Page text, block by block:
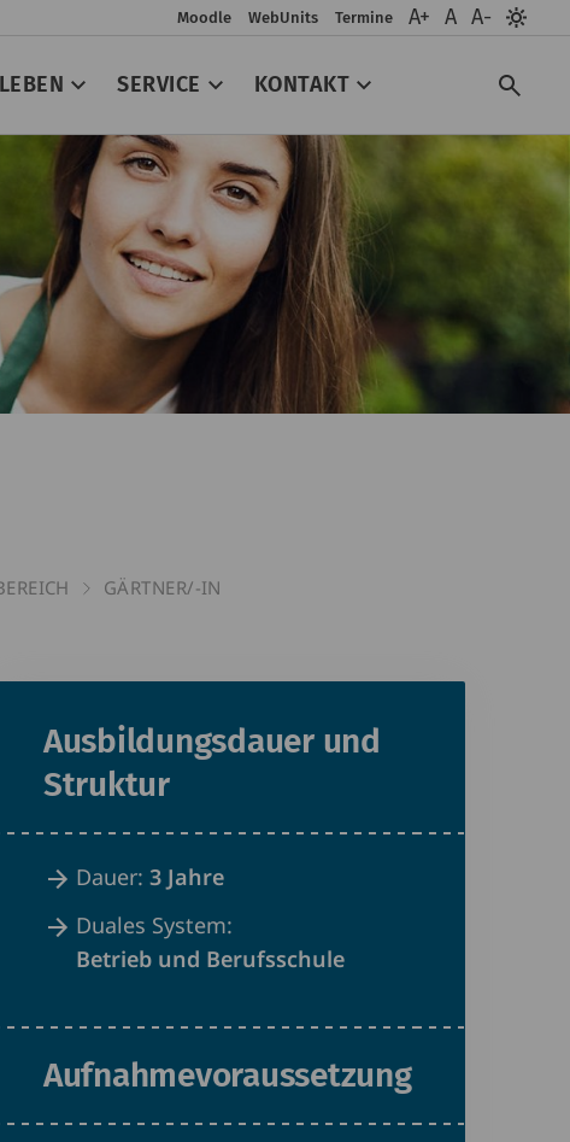
Moodle WebUnits Termine A+ A A-
SERVICE KONTAKT
GÄRTNER/-IN
Ausbildungsdauer und
Struktur
Dauer: 3 Jahre
Duales System:
Betrieb und Berufsschule
Aufnahmevoraussetzung